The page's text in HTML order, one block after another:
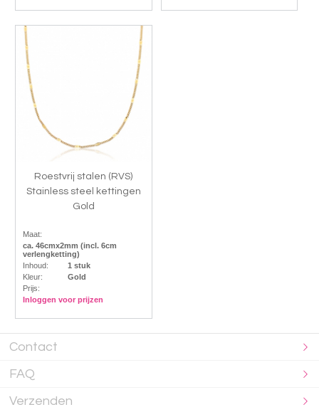
Roestvrij stalen (RVS)
Stainless steel kettingen
Gold
Maat:
ca. 46cmx2mm (incl. 6cm
verlengketting)
Inhoud:
1 stuk
Kleur:
Gold
Prijs:
Inloggen voor prijzen
Contact
FAQ
Verzenden